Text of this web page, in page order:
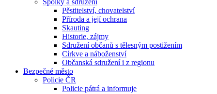
Spolky a sdružení
Pěstitelství, chovatelství
Příroda a její ochrana
Skauting
Historie, zájmy
Sdružení občanů s tělesným postižením
Církve a náboženství
Občanská sdružení i z regionu
Bezpečné město
Policie ČR
Policie pátrá a informuje